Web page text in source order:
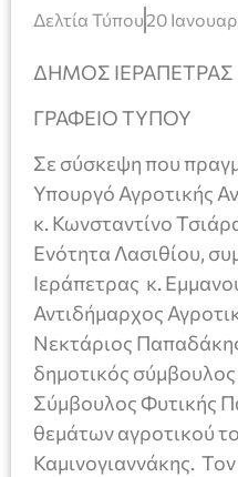
Δελτία Τύπου 20
ΔΗΜΟΣ ΙΕΡΑΠΕΤΡΑΣ
ΓΡΑΦΕΙΟ ΤΥΠΟΥ
Σε σύσκεψη που
Υπουργό Αγροτικής
κ. Κωνσταντίνο
Ενότητα Λασιθίου,
Ιεράπετρας κ.
Αντιδήμαρχος
Νεκτάριος
δημοτικός
Σύμβουλος Φυτικής
θεμάτων αγροτικού
Καμινογιαννάκης.